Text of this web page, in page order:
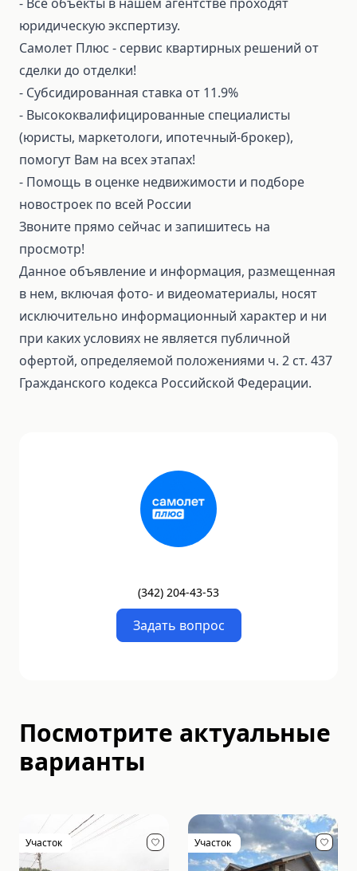
юридическую экспертизу.
Самолет Плюс - сервис квартирных решений от
сделки до отделки!
- Субсидированная ставка от 11.9%
- Высококвалифицированные специалисты
(юристы, маркетологи, ипотечный-брокер),
помогут Вам на всех этапах!
- Помощь в оценке недвижимости и подборе
новостроек по всей России
Звоните прямо сейчас и запишитесь на
просмотр!
Данное объявление и информация, размещенная
в нем, включая фото- и видеоматериалы, носят
исключительно информационный характер и ни
при каких условиях не является публичной
офертой, определяемой положениями ч. 2 ст. 437
Гражданского кодекса Российской Федерации.
(342) 204-43-53
Задать вопрос
Посмотрите актуальные
варианты
Участок Участок